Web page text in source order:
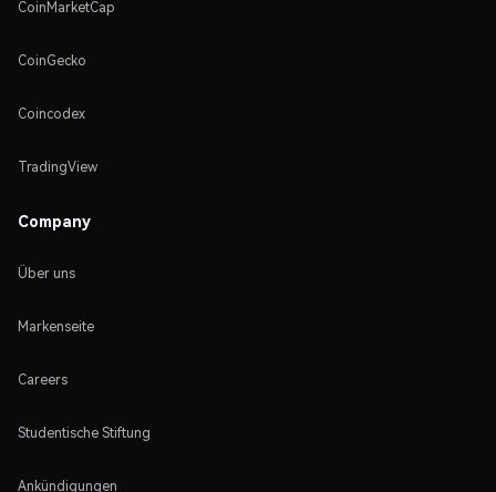
CoinMarketCap
CoinGecko
Coincodex
TradingView
Company
Über uns
Markenseite
Careers
Studentische Stiftung
Ankündigungen